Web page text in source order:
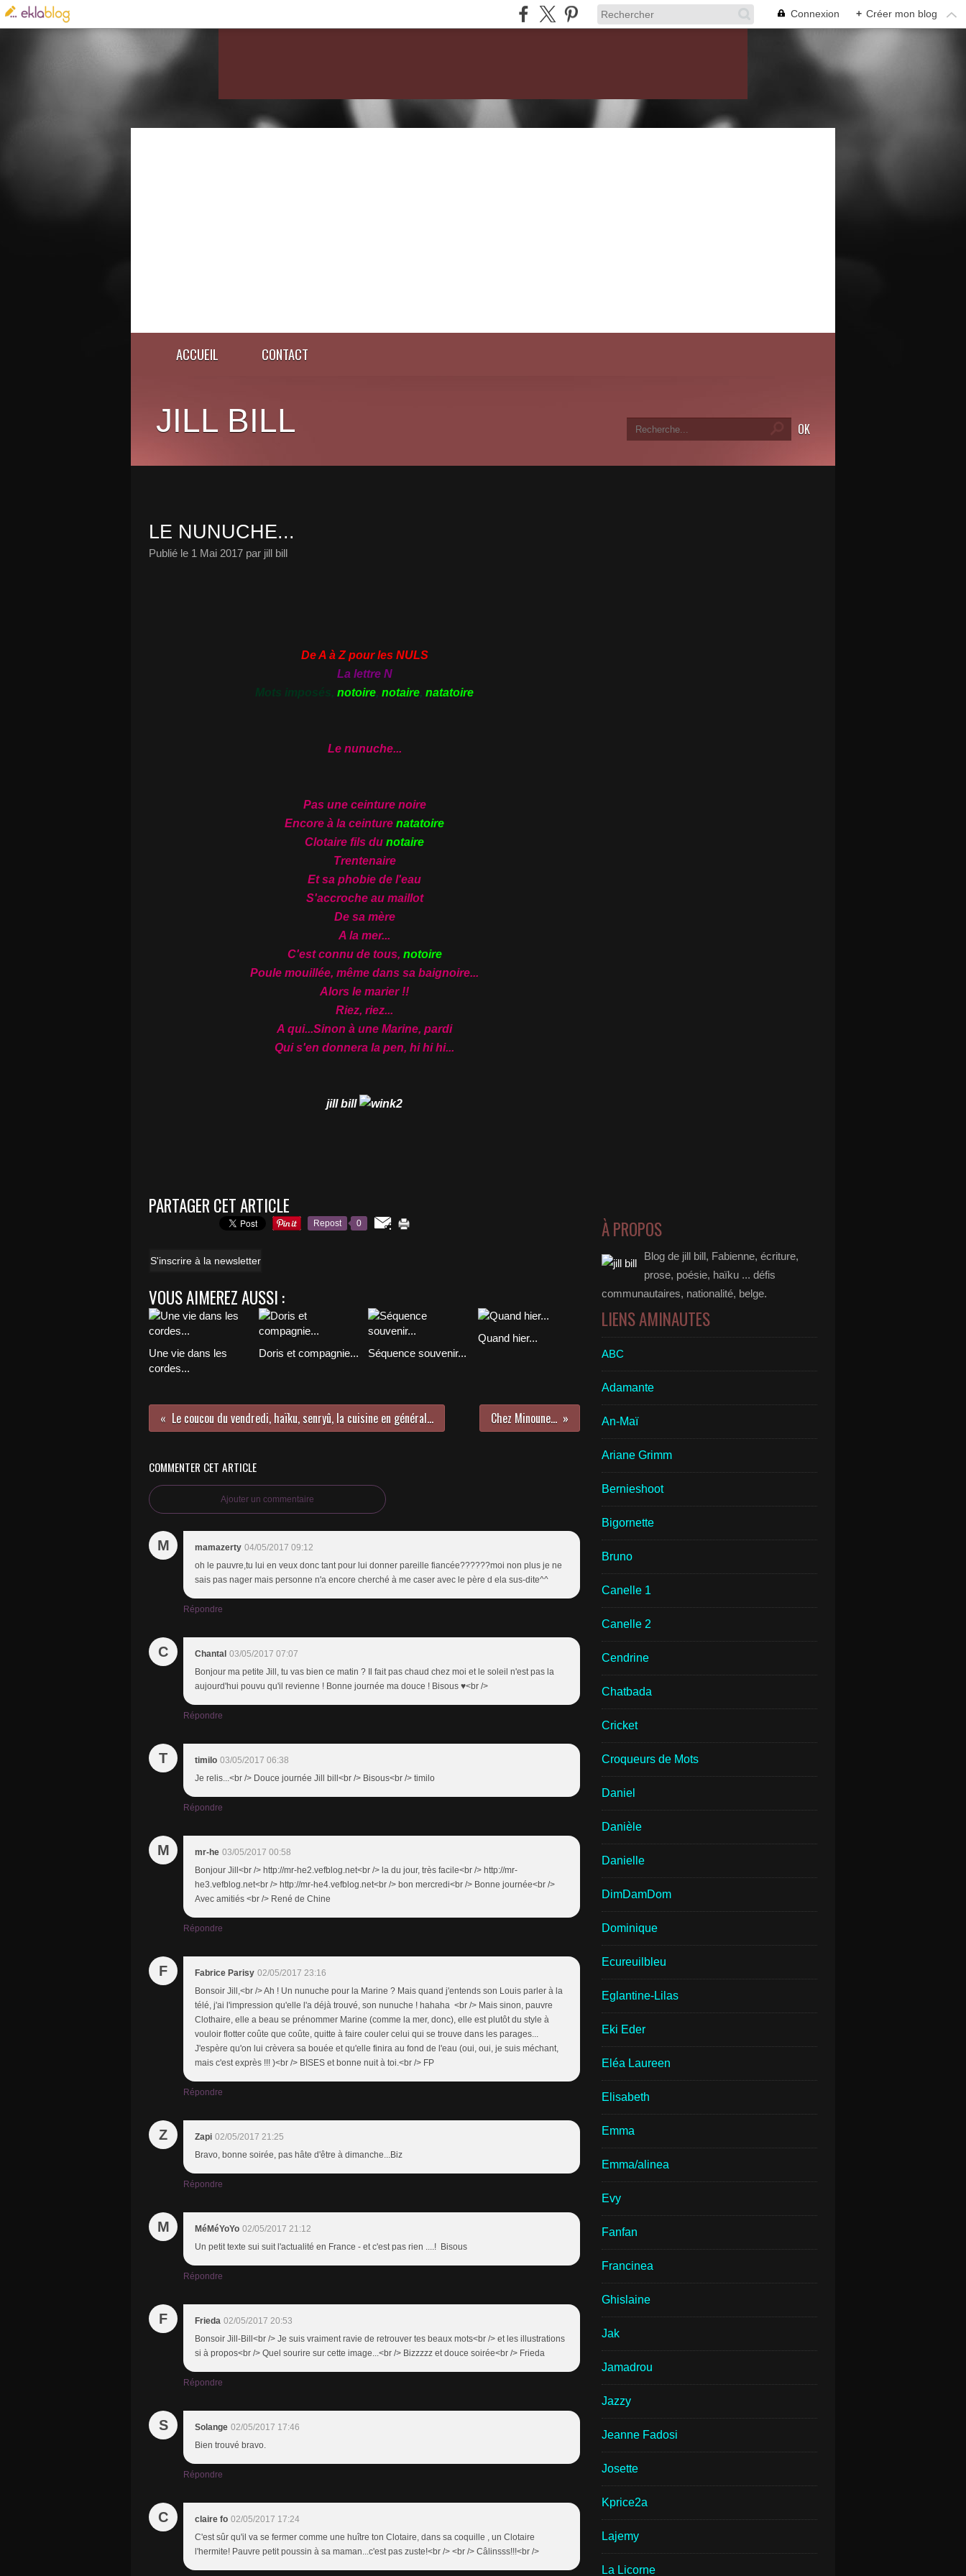
Connexion + Créer mon blog
ACCUEIL CONTACT
JILL BILL
LE NUNUCHE...
Publié le 1 Mai 2017 par jill bill
De A à Z pour les NULS
La lettre N
Mots imposés, notoire, notaire, natatoire
Le nunuche...
Pas une ceinture noire
Encore à la ceinture natatoire
Clotaire fils du notaire
Trentenaire
Et sa phobie de l'eau
S'accroche au maillot
De sa mère
A la mer...
C'est connu de tous, notoire
Poule mouillée, même dans sa baignoire...
Alors le marier !!
Riez, riez...
A qui...Sinon à une Marine, pardi
Qui s'en donnera la pen, hi hi hi...
jill bill
PARTAGER CET ARTICLE
Repost 0
S'inscrire à la newsletter
VOUS AIMEREZ AUSSI :
Une vie dans les
cordes...
Doris et compagnie... Séquence souvenir...
Quand hier...
Le coucou du vendredi, haïku, senryû, la cuisine en général... Chez Minoune...
COMMENTER CET ARTICLE
Ajouter un commentaire
M mamazerty 04/05/2017 09:12
oh le pauvre,tu lui en veux donc tant pour lui donner pareille fiancée??????moi non plus je ne
sais pas nager mais personne n'a encore cherché à me caser avec le père d ela sus-dite^^
Répondre
C Chantal 03/05/2017 07:07
Bonjour ma petite Jill, tu vas bien ce matin ? Il fait pas chaud chez moi et le soleil n'est pas la
aujourd'hui pouvu qu'il revienne ! Bonne journée ma douce ! Bisous ♥<br />
Répondre
T timilo 03/05/2017 06:38
Je relis...<br /> Douce journée Jill bill<br /> Bisous<br /> timilo
Répondre
M mr-he 03/05/2017 00:58
Bonjour Jill<br /> http://mr-he2.vefblog.net<br /> la du jour, très facile<br /> http://mr-
he3.vefblog.net<br /> http://mr-he4.vefblog.net<br /> bon mercredi<br /> Bonne journée<br />
Avec amitiés <br /> René de Chine
Répondre
F Fabrice Parisy 02/05/2017 23:16
Bonsoir Jill,<br /> Ah ! Un nunuche pour la Marine ? Mais quand j'entends son Louis parler à la
télé, j'ai l'impression qu'elle l'a déjà trouvé, son nunuche ! hahaha <br /> Mais sinon, pauvre
Clothaire, elle a beau se prénommer Marine (comme la mer, donc), elle est plutôt du style à
vouloir flotter coûte que coûte, quitte à faire couler celui qui se trouve dans les parages...
J'espère qu'on lui crèvera sa bouée et qu'elle finira au fond de l'eau (oui, oui, je suis méchant,
mais c'est exprès !!! )<br /> BISES et bonne nuit à toi.<br /> FP
Répondre
Z Zapi 02/05/2017 21:25
Bravo, bonne soirée, pas hâte d'être à dimanche...Biz
Répondre
M MéMéYoYo 02/05/2017 21:12
Un petit texte sui suit l'actualité en France - et c'est pas rien ....! Bisous
Répondre
F Frieda 02/05/2017 20:53
Bonsoir Jill-Bill<br /> Je suis vraiment ravie de retrouver tes beaux mots<br /> et les illustrations
si à propos<br /> Quel sourire sur cette image...<br /> Bizzzzz et douce soirée<br /> Frieda
Répondre
S Solange 02/05/2017 17:46
Bien trouvé bravo.
Répondre
C claire fo 02/05/2017 17:24
C'est sûr qu'il va se fermer comme une huître ton Clotaire, dans sa coquille , un Clotaire
l'hermite! Pauvre petit poussin à sa maman...c'est pas zuste!<br /> <br /> Câlinsss!!!<br />
À PROPOS
Blog de jill bill, Fabienne, écriture,
prose, poésie, haïku ... défis
communautaires, nationalité, belge.
LIENS AMINAUTES
ABC
Adamante
An-Maï
Ariane Grimm
Bernieshoot
Bigornette
Bruno
Canelle 1
Canelle 2
Cendrine
Chatbada
Cricket
Croqueurs de Mots
Daniel
Danièle
Danielle
DimDamDom
Dominique
Ecureuilbleu
Eglantine-Lilas
Eki Eder
Eléa Laureen
Elisabeth
Emma
Emma/alinea
Evy
Fanfan
Francinea
Ghislaine
Jak
Jamadrou
Jazzy
Jeanne Fadosi
Josette
Kprice2a
Lajemy
La Licorne